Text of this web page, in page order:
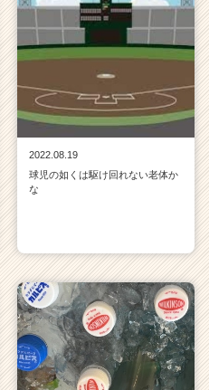
2022.08.19
球児の如くは駆け回れない老体か
な